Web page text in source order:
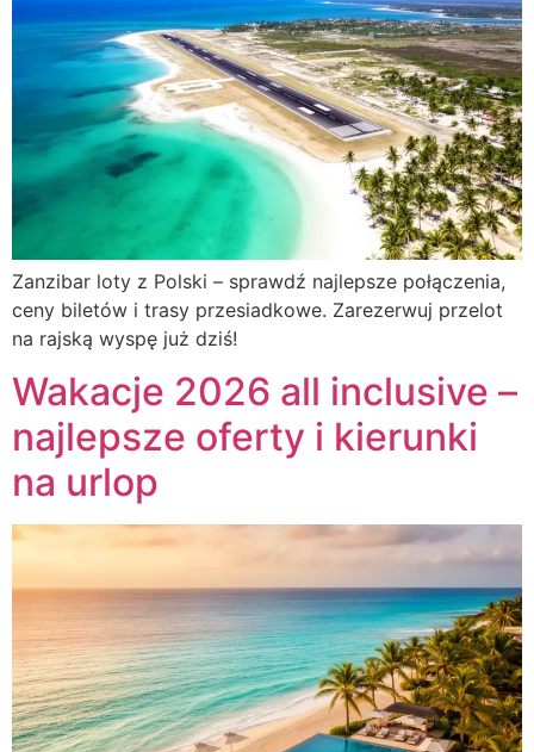
Zanzibar loty z Polski – sprawdź najlepsze połączenia,
ceny biletów i trasy przesiadkowe. Zarezerwuj przelot
na rajską wyspę już dziś!
Wakacje 2026 all inclusive –
najlepsze oferty i kierunki
na urlop